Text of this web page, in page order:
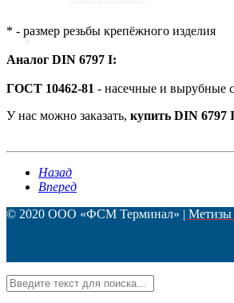
Контакты
* - размер резьбы крепёжного изделия
Аналог DIN 6797 I:
ГОСТ 10462-81 - насечные и вырубные
У нас можно заказать, купить DIN 6797
Назад
Вперед
© 2020 ООО «ФСМ Терминал» | Метизы